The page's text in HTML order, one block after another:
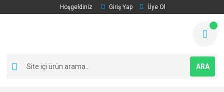
Hoşgeldiniz Giriş Yap Üye Ol
ARA